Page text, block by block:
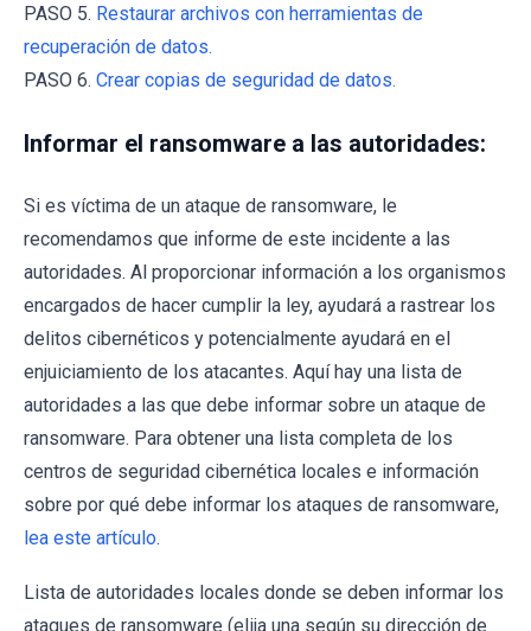
PASO 5. Restaurar archivos con herramientas de
recuperación de datos.
PASO 6. Crear copias de seguridad de datos.
Informar el ransomware a las autoridades:
Si es víctima de un ataque de ransomware, le
recomendamos que informe de este incidente a las
autoridades. Al proporcionar información a los organismos
encargados de hacer cumplir la ley, ayudará a rastrear los
delitos cibernéticos y potencialmente ayudará en el
enjuiciamiento de los atacantes. Aquí hay una lista de
autoridades a las que debe informar sobre un ataque de
ransomware. Para obtener una lista completa de los
centros de seguridad cibernética locales e información
sobre por qué debe informar los ataques de ransomware,
lea este artículo.
Lista de autoridades locales donde se deben informar los
ataques de ransomware (elija una según su dirección de